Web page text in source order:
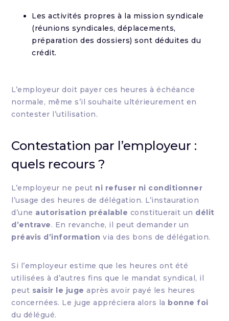
Les activités propres à la mission syndicale
(réunions syndicales, déplacements,
préparation des dossiers) sont déduites du
crédit.
L’employeur doit payer ces heures à échéance
normale, même s’il souhaite ultérieurement en
contester l’utilisation.
Contestation par l’employeur :
quels recours ?
L’employeur ne peut ni refuser ni conditionner
l’usage des heures de délégation. L’instauration
d’une autorisation préalable constituerait un délit
d’entrave. En revanche, il peut demander un
préavis d’information via des bons de délégation.
Si l’employeur estime que les heures ont été
utilisées à d’autres fins que le mandat syndical, il
peut saisir le juge après avoir payé les heures
concernées. Le juge appréciera alors la bonne foi
du délégué.